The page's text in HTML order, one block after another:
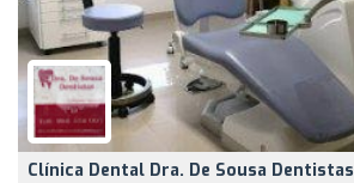
Clínica Dental Dra. De Sousa Dentistas